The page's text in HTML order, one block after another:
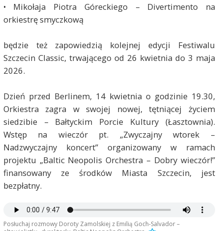
• Mikołaja Piotra Góreckiego – Divertimento na
orkiestrę smyczkową
będzie też zapowiedzią kolejnej edycji Festiwalu
Szczecin Classic, trwającego od 26 kwietnia do 3 maja
2026.
Dzień przed Berlinem, 14 kwietnia o godzinie 19.30,
Orkiestra zagra w swojej nowej, tętniącej życiem
siedzibie – Bałtyckim Porcie Kultury (Łasztownia).
Wstęp na wieczór pt. „Zwyczajny wtorek –
Nadzwyczajny koncert” organizowany w ramach
projektu „Baltic Neopolis Orchestra – Dobry wieczór!”
finansowany ze środków Miasta Szczecin, jest
bezpłatny.
Posłuchaj rozmowy Doroty Zamolskiej z Emilią Goch-Salvador –